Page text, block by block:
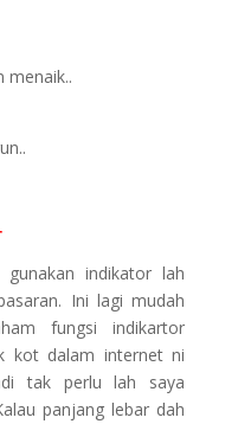
menaik..
indikator lah
Ini lagi mudah
fungsi indikartor
kot dalam internet ni
tak perlu lah saya
panjang lebar dah